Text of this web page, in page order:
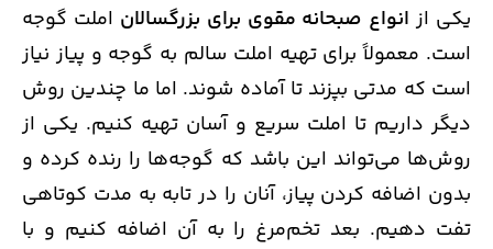
یکی ازانواع صبحانه مقوی برای بزرگسالان املت گوجه
است. معمولاً برای تهیه املت سالم به گوجه و پیاز نیاز
است که مدتی بپزند تا آماده شوند. اما ما چندین روش
دیگر داریم تا املت سریع و آسان تهیه کنیم. یکی از
روش‌ها می‌تواند این باشد که گوجه‌ها را رنده کرده و
بدون اضافه کردن پیاز، آنان را در تابه به مدت کوتاهی
تفت دهیم. بعد تخم‌مرغ را به آن اضافه کنیم و با